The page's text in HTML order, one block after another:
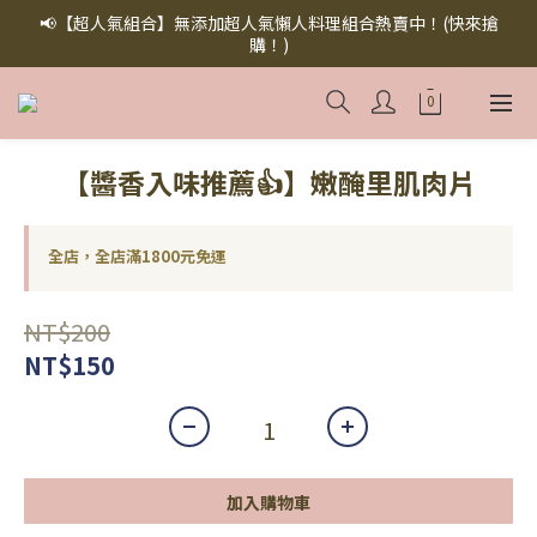
【無添加懶人料理】懶人救星，美味救援！快來下訂！買多省多！
（點此下訂！）
📢【超人氣組合】無添加超人氣懶人料理組合熱賣中！(快來搶
購！)
加入官方LINE領取專屬折扣碼！（點此加友🤝）
（點此下訂！）
【醬香入味推薦👍】嫩醃里肌肉片
全店，全店滿1800元免運
NT$200
NT$150
加入購物車